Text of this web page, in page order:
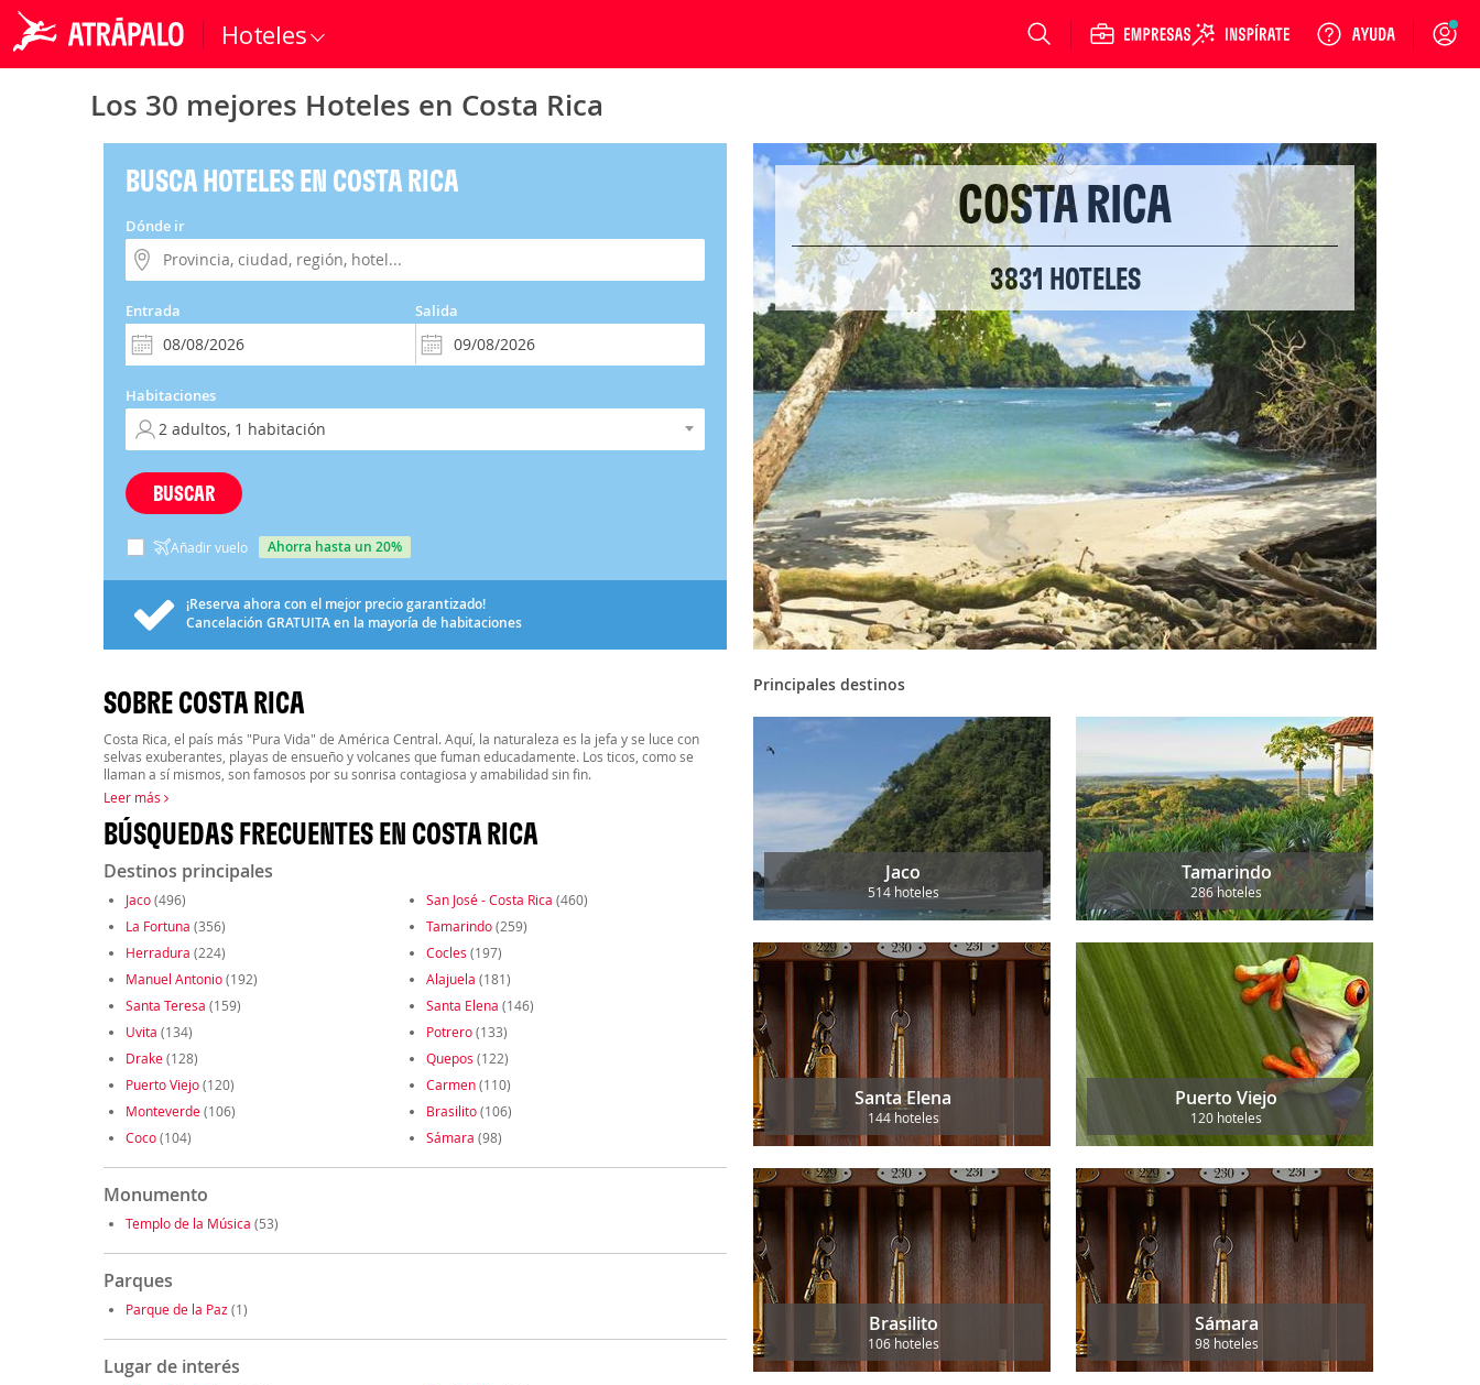
Hoteles Login
Los 30 mejores Hoteles en Costa Rica
BUSCA HOTELES EN COSTA RICA
Dónde ir
Entrada Salida
Habitaciones
BUSCAR
Añadir vuelo ahorra hasta un 20%
¡Reserva ahora con el mejor precio garantizado!
Cancelación GRATUITAen la mayoría de habitaciones
SOBRE COSTA RICA
Costa Rica, el país más "Pura Vida" de América Central. Aquí, la naturaleza es la jefa y se luce con
selvas exuberantes, playas de ensueño y volcanes que fuman educadamente. Los ticos, como se
llaman a sí mismos, son famosos por su sonrisa contagiosa y amabilidad sin fin.
Leer más
BÚSQUEDAS FRECUENTES EN COSTA RICA
Destinos principales
Jaco(496) San José - Costa Rica (460)
La Fortuna (356) Tamarindo(259)
Herradura (224) Cocles (197)
Manuel Antonio(192) Alajuela (181)
Santa Teresa (159) Santa Elena (146)
Uvita (134) Potrero(133)
Drake(128) Quepos (122)
Puerto Viejo(120) Carmen(110)
Monteverde(106) Brasilito(106)
Coco(104) Sámara (98)
Monumento
Templo de la Música (53)
Parques
Parque de la Paz(1)
Lugar de interés
COSTA RICA
3831 HOTELES
Principales destinos
Jaco
514 hoteles
Tamarindo
286 hoteles
Santa Elena
144 hoteles
Puerto Viejo
120 hoteles
Brasilito
106 hoteles
Sámara
98 hoteles